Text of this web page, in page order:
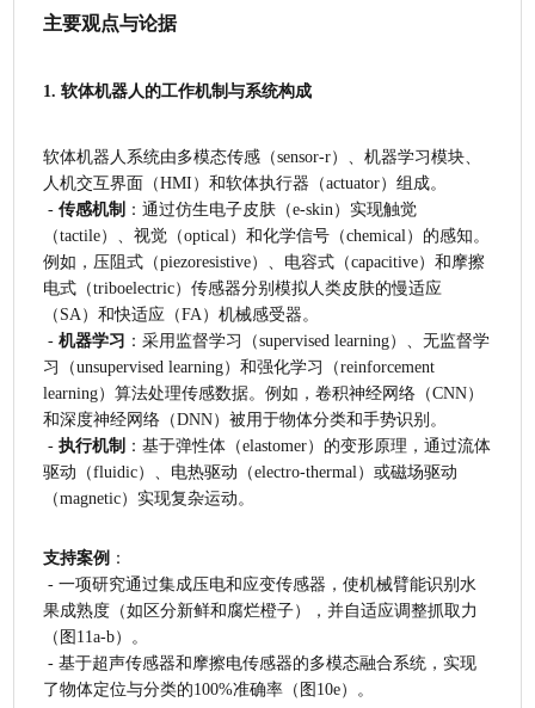
主要观点与论据
1. 软体机器人的工作机制与系统构成
软体机器人系统由多模态传感（sensor-r）、机器学习模块、
人机交互界面（HMI）和软体执行器（actuator）组成。
- 传感机制 ：通过仿生电子皮肤（e-skin）实现触觉
（tactile）、视觉（optical）和化学信号（chemical）的感知。
例如，压阻式（piezoresistive）、电容式（capacitive）和摩擦
电式（triboelectric）传感器分别模拟人类皮肤的慢适应
（SA）和快适应（FA）机械感受器。
- 机器学习 ：采用监督学习（supervised learning）、无监督学
习（unsupervised learning）和强化学习（reinforcement
learning）算法处理传感数据。例如，卷积神经网络（CNN）
和深度神经网络（DNN）被用于物体分类和手势识别。
- 执行机制 ：基于弹性体（elastomer）的变形原理，通过流体
驱动（fluidic）、电热驱动（electro-thermal）或磁场驱动
（magnetic）实现复杂运动。
支持案例 ：
- 一项研究通过集成压电和应变传感器，使机械臂能识别水
果成熟度（如区分新鲜和腐烂橙子），并自适应调整抓取力
（图11a-b）。
- 基于超声传感器和摩擦电传感器的多模态融合系统，实现
了物体定位与分类的100%准确率（图10e）。